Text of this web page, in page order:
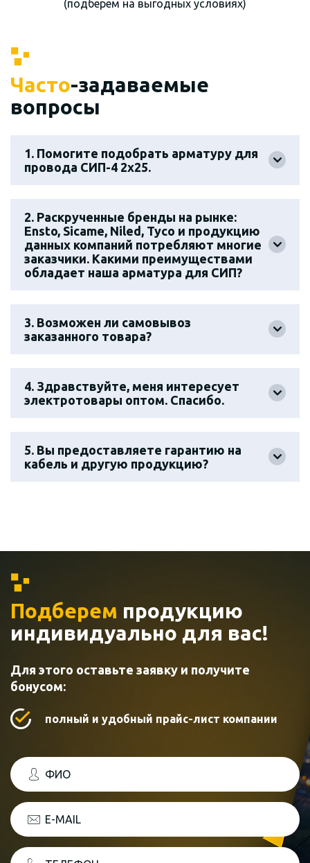
(подберем на выгодных условиях)
Часто-задаваемые
вопросы
1. Помогите подобрать арматуру для
провода СИП-4 2х25.
2. Раскрученные бренды на рынке:
Ensto, Sicame, Niled, Tyco и продукцию
данных компаний потребляют многие
заказчики. Какими преимуществами
обладает наша арматура для СИП?
3. Возможен ли самовывоз
заказанного товара?
4. Здравствуйте, меня интересует
электротовары оптом. Спасибо.
5. Вы предоставляете гарантию на
кабель и другую продукцию?
Подберем продукцию
индивидуально для вас!
Для этого оставьте заявку и получите
бонусом:
полный и удобный прайс-лист компании
ФИО
E-MAIL